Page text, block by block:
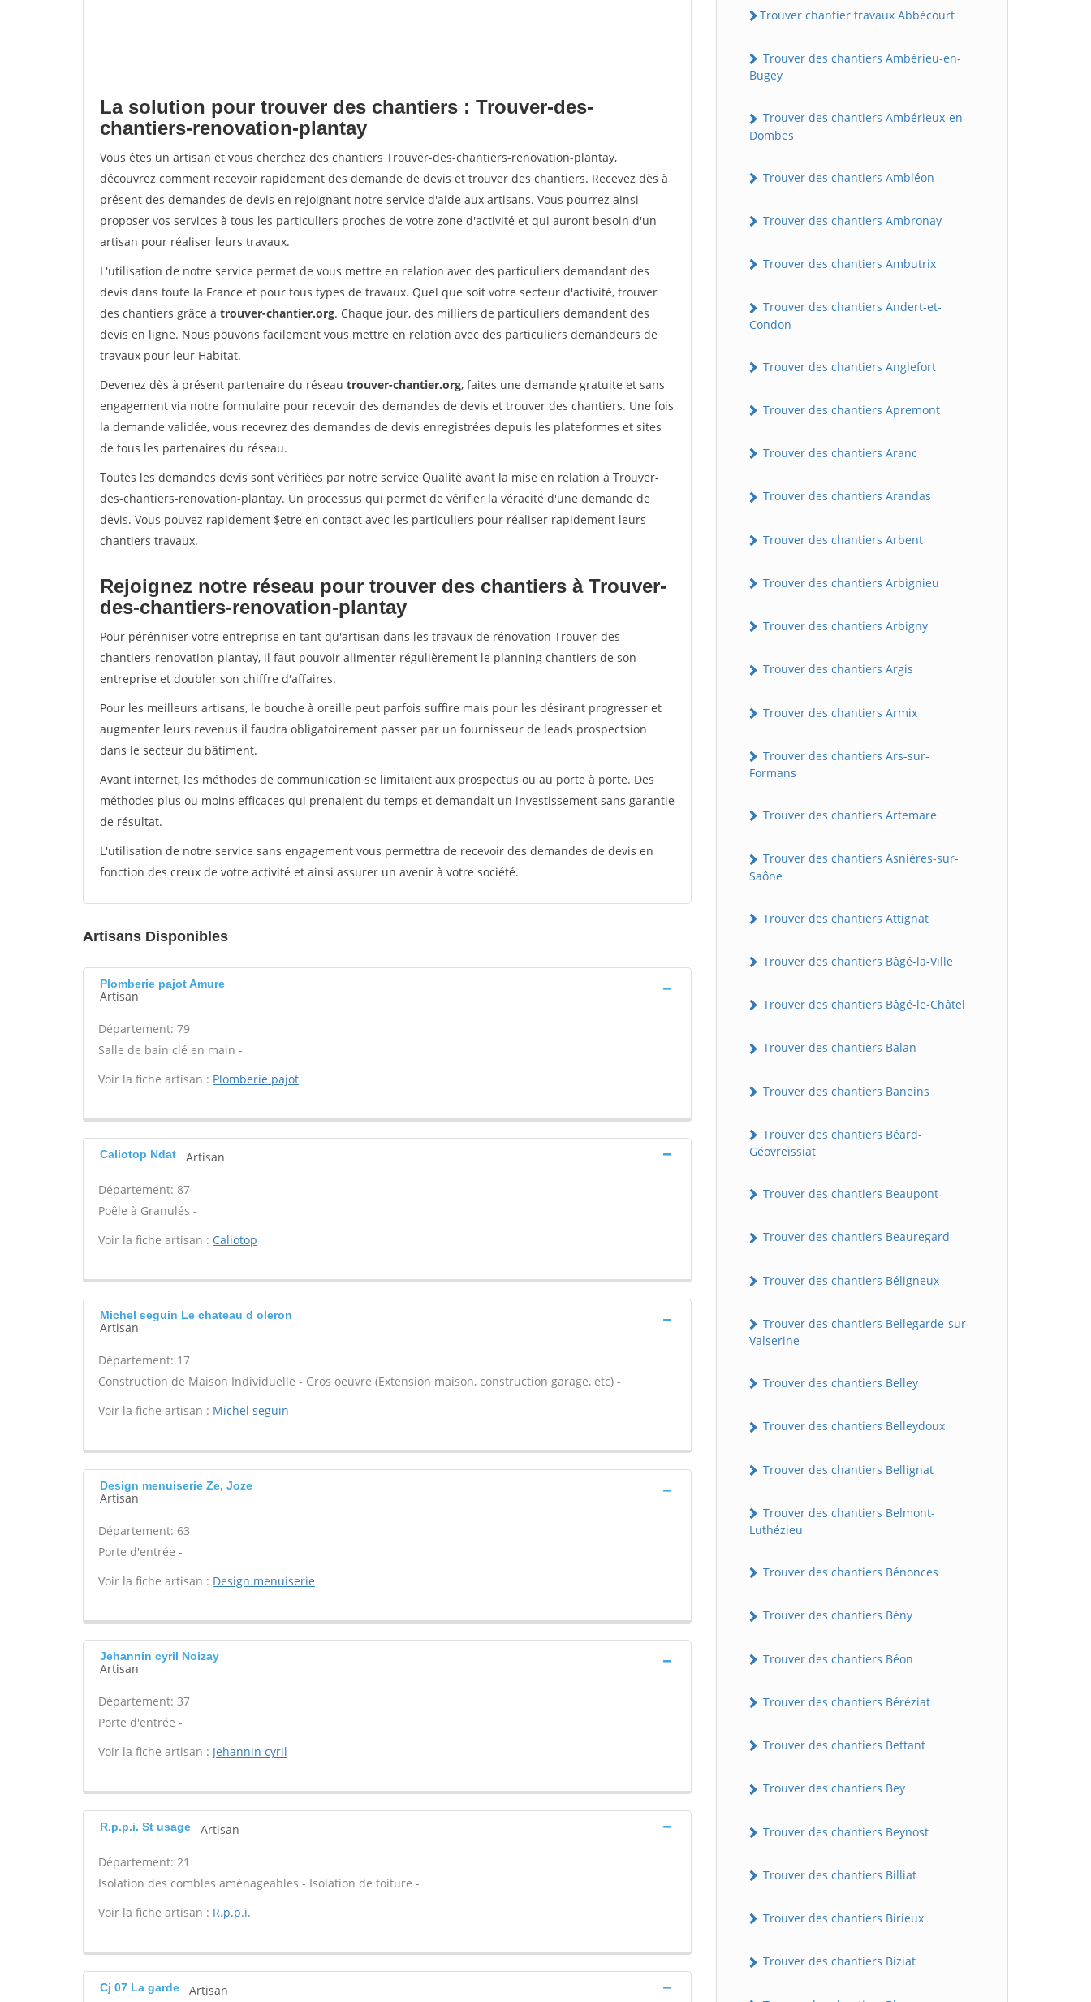
La solution pour trouver des chantiers : Trouver-des-
chantiers-renovation-plantay
Vous êtes un artisan et vous cherchez des chantiers Trouver-des-chantiers-renovation-plantay,
découvrez comment recevoir rapidement des demande de devis et trouver des chantiers. Recevez dès à
présent des demandes de devis en rejoignant notre service d'aide aux artisans. Vous pourrez ainsi
proposer vos services à tous les particuliers proches de votre zone d'activité et qui auront besoin d'un
artisan pour réaliser leurs travaux.
L'utilisation de notre service permet de vous mettre en relation avec des particuliers demandant des
devis dans toute la France et pour tous types de travaux. Quel que soit votre secteur d'activité, trouver
des chantiers grâce à trouver-chantier.org. Chaque jour, des milliers de particuliers demandent des
devis en ligne. Nous pouvons facilement vous mettre en relation avec des particuliers demandeurs de
travaux pour leur Habitat.
Devenez dès à présent partenaire du réseau trouver-chantier.org, faites une demande gratuite et sans
engagement via notre formulaire pour recevoir des demandes de devis et trouver des chantiers. Une fois
la demande validée, vous recevrez des demandes de devis enregistrées depuis les plateformes et sites
de tous les partenaires du réseau.
Toutes les demandes devis sont vérifiées par notre service Qualité avant la mise en relation à Trouver-
des-chantiers-renovation-plantay. Un processus qui permet de vérifier la véracité d'une demande de
devis. Vous pouvez rapidement $etre en contact avec les particuliers pour réaliser rapidement leurs
chantiers travaux.
Rejoignez notre réseau pour trouver des chantiers à Trouver-
des-chantiers-renovation-plantay
Pour pérénniser votre entreprise en tant qu'artisan dans les travaux de rénovation Trouver-des-
chantiers-renovation-plantay, il faut pouvoir alimenter régulièrement le planning chantiers de son
entreprise et doubler son chiffre d'affaires.
Pour les meilleurs artisans, le bouche à oreille peut parfois suffire mais pour les désirant progresser et
augmenter leurs revenus il faudra obligatoirement passer par un fournisseur de leads prospectsion
dans le secteur du bâtiment.
Avant internet, les méthodes de communication se limitaient aux prospectus ou au porte à porte. Des
méthodes plus ou moins efficaces qui prenaient du temps et demandait un investissement sans garantie
de résultat.
L'utilisation de notre service sans engagement vous permettra de recevoir des demandes de devis en
fonction des creux de votre activité et ainsi assurer un avenir à votre société.
Artisans Disponibles
Plomberie pajot Amure
Artisan
Département: 79
Salle de bain clé en main -
Voir la fiche artisan : Plomberie pajot
Caliotop Ndat Artisan
Département: 87
Poêle à Granulés -
Voir la fiche artisan : Caliotop
Michel seguin Le chateau d oleron
Artisan
Département: 17
Construction de Maison Individuelle - Gros oeuvre (Extension maison, construction garage, etc) -
Voir la fiche artisan : Michel seguin
Design menuiserie Ze, Joze
Artisan
Département: 63
Porte d'entrée -
Voir la fiche artisan : Design menuiserie
Jehannin cyril Noizay
Artisan
Département: 37
Porte d'entrée -
Voir la fiche artisan : Jehannin cyril
R.p.p.i. St usage Artisan
Département: 21
Isolation des combles aménageables - Isolation de toiture -
Voir la fiche artisan : R.p.p.i.
Cj 07 La garde Artisan
Trouver chantier travaux Abbécourt
Trouver des chantiers Ambérieu-en-
Bugey
Trouver des chantiers Ambérieux-en-
Dombes
Trouver des chantiers Ambléon
Trouver des chantiers Ambronay
Trouver des chantiers Ambutrix
Trouver des chantiers Andert-et-
Condon
Trouver des chantiers Anglefort
Trouver des chantiers Apremont
Trouver des chantiers Aranc
Trouver des chantiers Arandas
Trouver des chantiers Arbent
Trouver des chantiers Arbignieu
Trouver des chantiers Arbigny
Trouver des chantiers Argis
Trouver des chantiers Armix
Trouver des chantiers Ars-sur-
Formans
Trouver des chantiers Artemare
Trouver des chantiers Asnières-sur-
Saône
Trouver des chantiers Attignat
Trouver des chantiers Bâgé-la-Ville
Trouver des chantiers Bâgé-le-Châtel
Trouver des chantiers Balan
Trouver des chantiers Baneins
Trouver des chantiers Béard-
Géovreissiat
Trouver des chantiers Beaupont
Trouver des chantiers Beauregard
Trouver des chantiers Béligneux
Trouver des chantiers Bellegarde-sur-
Valserine
Trouver des chantiers Belley
Trouver des chantiers Belleydoux
Trouver des chantiers Bellignat
Trouver des chantiers Belmont-
Luthézieu
Trouver des chantiers Bénonces
Trouver des chantiers Bény
Trouver des chantiers Béon
Trouver des chantiers Béréziat
Trouver des chantiers Bettant
Trouver des chantiers Bey
Trouver des chantiers Beynost
Trouver des chantiers Billiat
Trouver des chantiers Birieux
Trouver des chantiers Biziat